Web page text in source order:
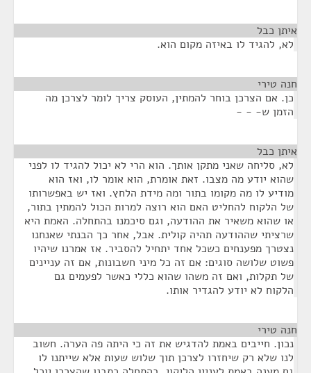
איתן כבל
לא, להגיד לו באיזה מקום הוא.
חנה טירי
כן. אם הצרכן בוחר להמתין, העוסק צריך לומר לצרכן מה
הזמן ש- - -
איתן כבל
לא, סליחה שאני מתקן אותך. הוא הרי לא יכול להגיד לו לפני
שהוא יודע מה מצבו. זאת אומרת, הוא אומר לו, ואז הוא
מודיע לו מה מקומו בתור ומה מידת הלחץ. ואז יש באפשרותו
של הלקוח להחליט האם הוא רוצה למרות הכול להמתין בתור,
או שהוא משאיר את ההודעה, וגם סיכמנו בהתחלה. האמת היא
שרציתי שההודעה תהיה קולית. אבל, אחר כך הבנתי שאנחנו
נצטרך מפענחים כשכל אחד יתחיל להסביר. אז אמרנו שיהיו
פשוט שלושה סוגים: אם זה כל מיני חשבונות, אם זה עניינים
של תקלות, ואם זה משהו שהוא כללי כאשר לפעמים גם
הלקוח לא יודע להגדיר אותו.
חנה טירי
נכון. חייבים באמת להדגיש את זה כי היתה פה הערה. חשוב
לנו שלא רק שיחזרו לצרכן תוך שלוש שעות אלא שייתנו לו